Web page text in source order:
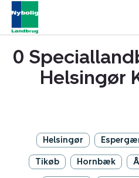
0
Helsingør
Helsingør
Tikøb Hornbæk